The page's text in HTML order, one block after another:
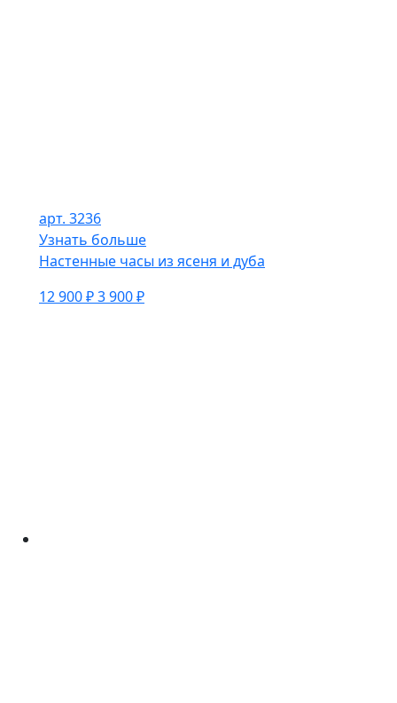
арт. 3236
Узнать больше
Настенные часы из ясеня и дуба
12 900 ₽3 900 ₽